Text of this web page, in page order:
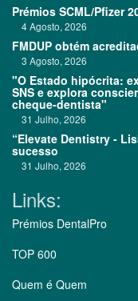
Prémios SCML/Pfizer
4 Agosto, 2026
FMDUP obtém
3 Agosto, 2026
"O Estado hipócrita:
SNS e explora
cheque-dentista"
31 Julho, 2026
“Elevate Dentistry -
sucesso
31 Julho, 2026
Links:
Prémios DentalPro
TOP 600
Quem é Quem